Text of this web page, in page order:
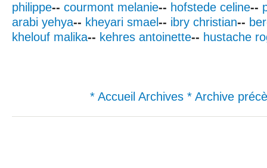
philippe-- courmont melanie-- hofstede celine--
arabi yehya-- kheyari smael-- ibry christian--
khelouf malika-- kehres antoinette-- hustache
* Accueil Archives * Archive